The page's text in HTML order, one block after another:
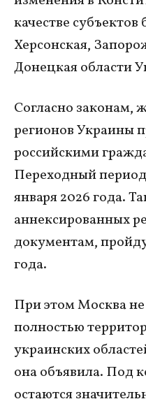
качестве
Херсонская,
Донецкая области
Согласно законам,
регионов Украины
российскими
Переходный
января 2026 года.
аннексированных
документам,
года.
При этом Москва
полностью
украинских
она объявила. Под
остаются